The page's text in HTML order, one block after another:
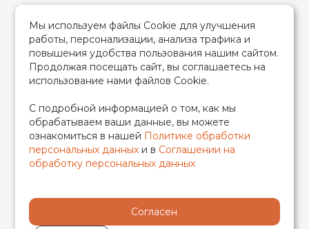
2026 © TIM (ТИМ) Инженерная сантехника, Все права
защищены
ИП Гончаренко Надежда Николаевна
500708528433/319500700011740
Мы используем файлы Cookie для улучшения
работы, персонализации, анализа трафика и
повышения удобства пользования нашим сайтом.
Продолжая посещать сайт, вы соглашаетесь на
использование нами файлов Cookie.
С подробной информацией о том, как мы
обрабатываем ваши данные, вы можете
ознакомиться в нашей Политике обработки
персональных данных и в Соглашении на
обработку персональных данных
Согласен